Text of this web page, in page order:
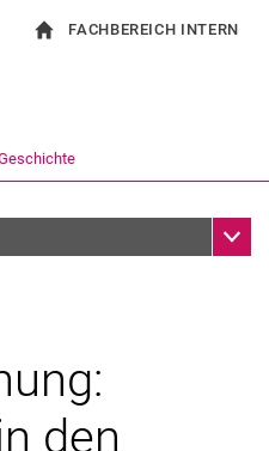
Springe direkt zu: Inhalt
Springe direkt zu: Suche
Springe direkt zu:
externen Link in einem
FACHBEREICH INTERN
den